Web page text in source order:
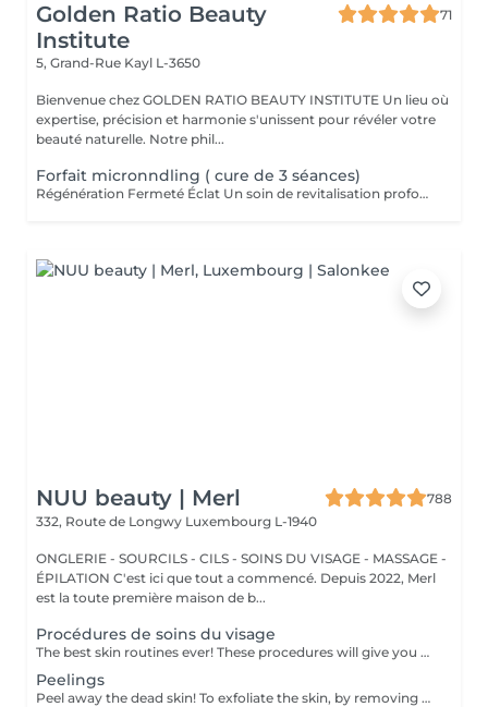
Golden Ratio Beauty
Institute
71
5, Grand-Rue Kayl L-3650
Bienvenue chez GOLDEN RATIO BEAUTY INSTITUTE Un lieu où
expertise, précision et harmonie s'unissent pour révéler votre
beauté naturelle. Notre phil...
Forfait micronndling ( cure de 3 séances)
Régénération Fermeté Éclat Un soin de revitalisation profonde qui stimule naturellement la peau grâce à de micro-aiguilles très fines. Le microneedling crée de minuscules perforations à la surface de la peau, déclenchant un processus de réparation intense : production de collagène, d'élastine et meilleure absorption des actifs. Ce traitement améliore visiblement : la texture de la peau, les ridules, les pores dilatés, les cicatrices d'acné, le teint terne ou irrégulier. Résultat : une peau plus ferme, plus lisse, lumineuse et visiblement régénérée. En cure 3 Séances
NUU beauty | Merl
788
332, Route de Longwy Luxembourg L-1940
ONGLERIE - SOURCILS - CILS - SOINS DU VISAGE - MASSAGE -
ÉPILATION C'est ici que tout a commencé. Depuis 2022, Merl
est la toute première maison de b...
Procédures de soins du visage
The best skin routines ever! These procedures will give you an immediate visible result such as shiny, smooth, soft and hydrate skin. Carboxy CO2 - involves applying a small amount of carbon dioxide gas underneath the skin. It can be used to treat stretch marks, dark circles under the eyes. Bioplazma - improves the general condition of the skin, removes inflammation and peeling, reduces the depth and number of folds, and narrow pores. New age - regenerates and rejuvenates, reduces dryness, to improve the texture, and will give elasticity and firmness of the skin around the eyes. Skin detox - removing as many of the impurities, toxins, pollutants, and dead skin cells clogging your pores as possible to cleanse, treat, brighten, hydrate, and soothe your skin. Flesh beauty - includes moisturising mask, cream and face massage. Gives shiny and smooth skin as the result. Hydratation aqua power - is the first rescue for hypersensitive and dehydrated skin. Aimed at strengthening the hydrolipidic barrier of the skin. Includes face massage and alginate mask at the end to consolidate the result. Gives an immediate visible result such as smooth and shiny and tightened skin. Recovery Procedure for anti-stress therapy to soothe, strengthen, and accelerate skin recovery. The procedure prevents redness and sensitivity, significantly reduces the skin's inflammatory response, and lowers the risk of scarring. It also enhances the effectiveness of fractional and aggressive treatments over a long period. Age restrictions: recommended to do from 20 years. Post procedure recommendations: there are no post recommendations after these procedures. Frequency: once in 1 week, 4-8 times.
Peelings
Peel away the dead skin! To exfoliate the skin, by removing dead skin cells and minimising the appearance of open pores. *We have a big amount of peeling to choose from. If you are not sure which one you are looking for - you can book any of them and decide with the beautician in the beauty space which one suits your skin. How is peeling done: - skin is cleaned with special cleanser - peeling solution is applied and leaved on skin for 15 minutes - peeling solution is removed - face cream is applied Age restrictions: recommended to do from 18 years. Post procedure recommendations: do not visit sauna, do not sunbathe for 24 hours after the procedure. Frequency: once in 7-21 days depending on peeling solution, 5 times.